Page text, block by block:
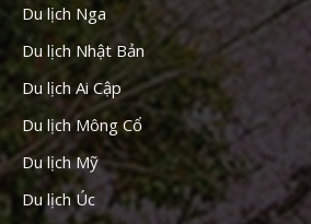
Du lịch Nga
Du lịch Nhật Bản
Du lịch Ai Cập
Du lịch Mông Cổ
Du lịch Mỹ
Du lịch Úc